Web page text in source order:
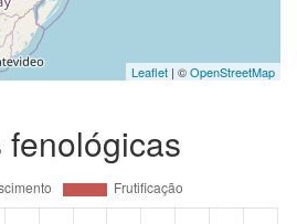
Leaflet | ©OpenStreetMap
fenológicas